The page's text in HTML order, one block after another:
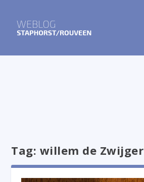
Tag: willem de Zwijger